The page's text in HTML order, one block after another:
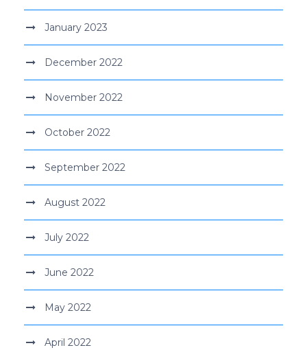
January 2023
December 2022
November 2022
October 2022
September 2022
August 2022
July 2022
June 2022
May 2022
April 2022